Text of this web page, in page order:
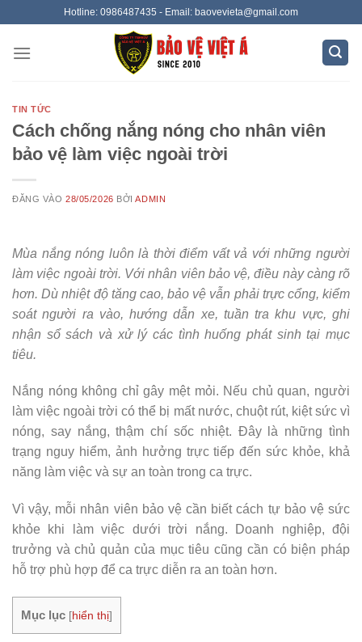
nội
Hotline: 0986487435 - Email: baovevieta@gmail.com
TIN TỨC
Cách chống nắng nóng cho nhân viên
bảo vệ làm việc ngoài trời
ĐĂNG VÀO28/05/2026 BỞIADMIN
Mùa nắng nóng luôn là thời điểm vất vả với những người
làm việc ngoài trời. Với nhân viên bảo vệ, điều này càng rõ
hơn. Dù nhiệt độ tăng cao, bảo vệ vẫn phải trực cổng, kiểm
soát người ra vào, hướng dẫn xe, tuần tra khu vực, ghi
nhận sổ sách và xử lý các tình huống phát sinh tại mục
tiêu.
Nắng nóng không chỉ gây mệt mỏi. Nếu chủ quan, người
làm việc ngoài trời có thể bị mất nước, chuột rút, kiệt sức vì
nóng, say nắng, thậm chí sốc nhiệt. Đây là những tình
trạng nguy hiểm, ảnh hưởng trực tiếp đến sức khỏe, khả
năng làm việc và sự an toàn trong ca trực.
Vì vậy, mỗi nhân viên bảo vệ cần biết cách tự bảo vệ sức
khỏe khi làm việc dưới trời nắng. Doanh nghiệp, đội
trưởng và chủ quản của mục tiêu cũng cần có biện pháp
hỗ trợ phù hợp để ca trực diễn ra an toàn hơn.
Mục lục [hiển thị]